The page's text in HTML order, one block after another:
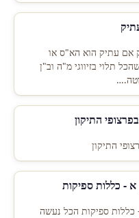
עתיק אם עתיק הוא הא"ס או
תלוי בזיווגי מ"ה וב"ן
א – כללות ספיקות הכל נעשה